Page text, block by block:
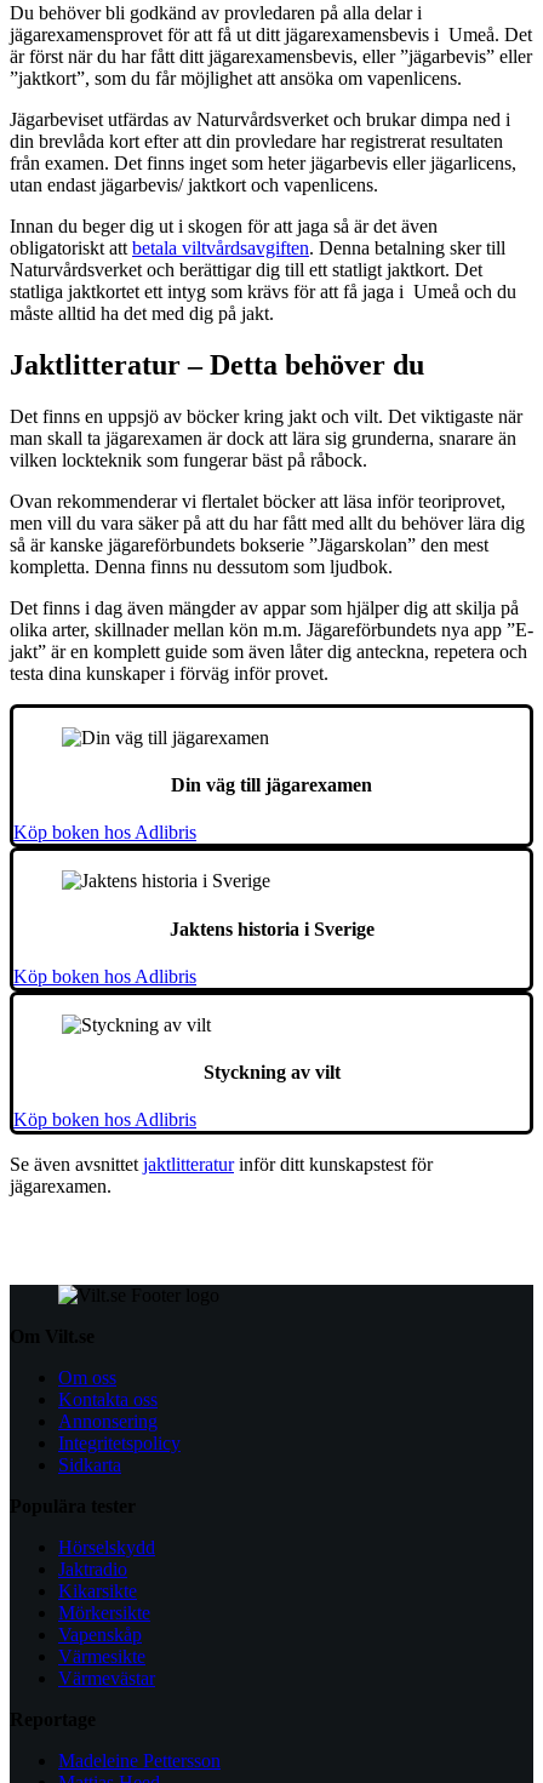
Du behöver bli godkänd av provledaren på alla delar i
jägarexamensprovet för att få ut ditt jägarexamensbevis i Umeå. Det
är först när du har fått ditt jägarexamensbevis, eller ”jägarbevis” eller
”jaktkort”, som du får möjlighet att ansöka om vapenlicens.
Jägarbeviset utfärdas av Naturvårdsverket och brukar dimpa ned i
din brevlåda kort efter att din provledare har registrerat resultaten
från examen. Det finns inget som heter jägarbevis eller jägarlicens,
utan endast jägarbevis/ jaktkort och vapenlicens.
Innan du beger dig ut i skogen för att jaga så är det även
obligatoriskt att betala viltvårdsavgiften. Denna betalning sker till
Naturvårdsverket och berättigar dig till ett statligt jaktkort. Det
statliga jaktkortet ett intyg som krävs för att få jaga i Umeå och du
måste alltid ha det med dig på jakt.
Jaktlitteratur – Detta behöver du
Det finns en uppsjö av böcker kring jakt och vilt. Det viktigaste när
man skall ta jägarexamen är dock att lära sig grunderna, snarare än
vilken lockteknik som fungerar bäst på råbock.
Ovan rekommenderar vi flertalet böcker att läsa inför teoriprovet,
men vill du vara säker på att du har fått med allt du behöver lära dig
så är kanske jägareförbundets bokserie ”Jägarskolan” den mest
kompletta. Denna finns nu dessutom som ljudbok.
Det finns i dag även mängder av appar som hjälper dig att skilja på
olika arter, skillnader mellan kön m.m. Jägareförbundets nya app ”E-
jakt” är en komplett guide som även låter dig anteckna, repetera och
testa dina kunskaper i förväg inför provet.
Din väg till jägarexamen
Köp boken hos Adlibris
Jaktens historia i Sverige
Köp boken hos Adlibris
Styckning av vilt
Köp boken hos Adlibris
Se även avsnittet jaktlitteraturinför ditt kunskapstest för
jägarexamen.
Om Vilt.se
Om oss
Kontakta oss
Annonsering
Integritetspolicy
Sidkarta
Populära tester
Hörselskydd
Jaktradio
Kikarsikte
Mörkersikte
Vapenskåp
Värmesikte
Värmevästar
Reportage
Madeleine Pettersson